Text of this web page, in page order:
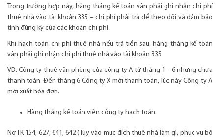
Trong trường hợp này, hàng tháng kế toán vẫn phải ghi nhận chi phí
thuê nhà vào tài khoản 335 – chi phí phải trả để theo dõi và đảm bảo
tính đúng kỳ của các khoản chi phí.
Khi hạch toán chi phí thuê nhà nếu trả tiền sau, hàng tháng kế toán
vẫn phải ghi nhận chi phí thuê nhà vào tài khoản 335
VD: Công ty thuê văn phòng của công ty A từ tháng 1 – 6 nhưng chưa
thanh toán. Đến tháng 6 Công ty X mới thanh toán, lúc này Công ty A
mới xuất hóa đơn.
Hàng tháng kế toán viên công ty hạch toán:
Nợ TK 154, 627, 641, 642 (Tùy vào mục đích thuê nhà làm gì, phục vụ bộ